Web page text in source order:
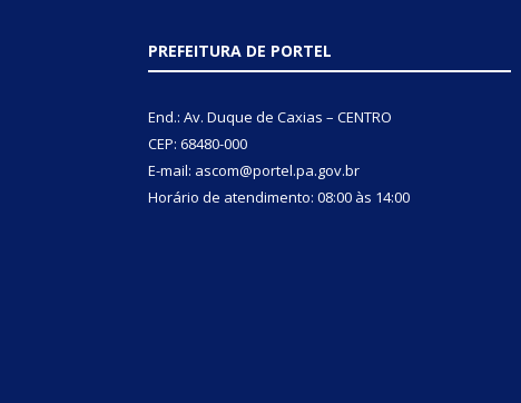
PREFEITURA DE PORTEL
End.: Av. Duque de Caxias – CENTRO
CEP: 68480-000
E-mail: ascom@portel.pa.gov.br
Horário de atendimento: 08:00 às 14:00